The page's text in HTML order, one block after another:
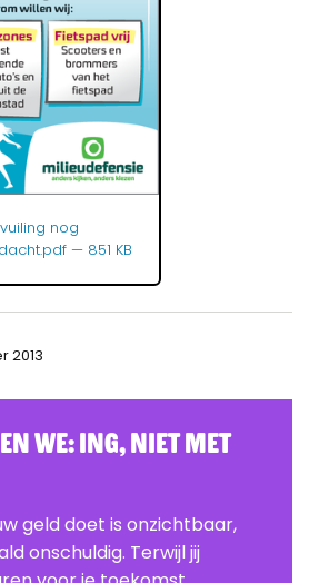
nog
— 851 KB
2013
we: ING, Niet Met
geld doet is onzichtbaar,
onschuldig. Terwijl jij